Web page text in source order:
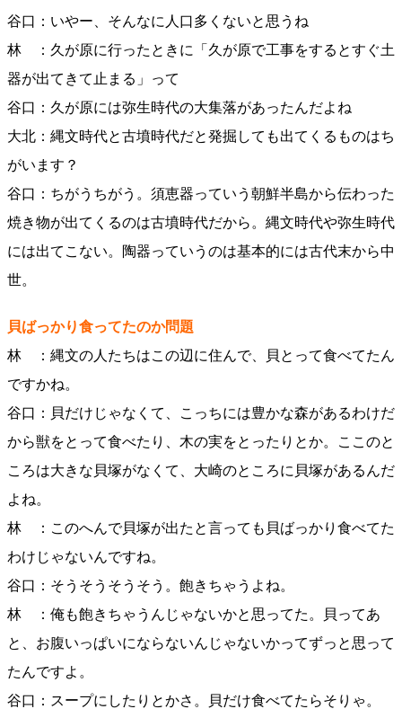
谷口：いやー、そんなに人口多くないと思うね
林 ：久が原に行ったときに「久が原で工事をするとすぐ土
器が出てきて止まる」って
谷口：久が原には弥生時代の大集落があったんだよね
大北：縄文時代と古墳時代だと発掘しても出てくるものはち
がいます？
谷口：ちがうちがう。須恵器っていう朝鮮半島から伝わった
焼き物が出てくるのは古墳時代だから。縄文時代や弥生時代
には出てこない。陶器っていうのは基本的には古代末から中
世。
貝ばっかり食ってたのか問題
林 ：縄文の人たちはこの辺に住んで、貝とって食べてたん
ですかね。
谷口：貝だけじゃなくて、こっちには豊かな森があるわけだ
から獣をとって食べたり、木の実をとったりとか。ここのと
ころは大きな貝塚がなくて、大崎のところに貝塚があるんだ
よね。
林 ：このへんで貝塚が出たと言っても貝ばっかり食べてた
わけじゃないんですね。
谷口：そうそうそうそう。飽きちゃうよね。
林 ：俺も飽きちゃうんじゃないかと思ってた。貝ってあ
と、お腹いっぱいにならないんじゃないかってずっと思って
たんですよ。
谷口：スープにしたりとかさ。貝だけ食べてたらそりゃ。